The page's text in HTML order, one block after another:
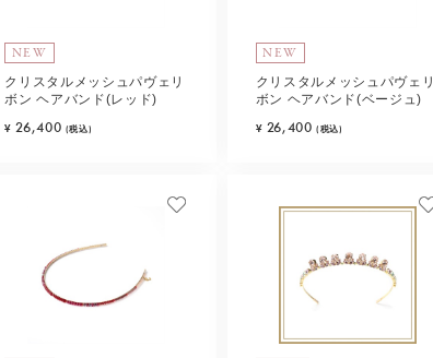
NEW
クリスタルメッシュパヴェリ
ボン ヘアバンド(レッド)
¥ 26,400 (税込)
NEW
クリスタルメッシュパヴェリ
ボン ヘアバンド(ベージュ)
¥ 26,400 (税込)